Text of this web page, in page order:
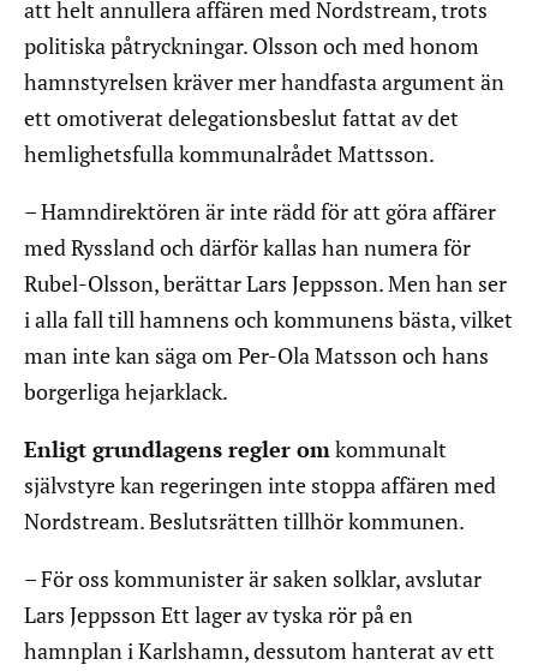
att helt annullera affären med Nordstream, trots
politiska påtryckningar. Olsson och med honom
hamnstyrelsen kräver mer handfasta argument än
ett omotiverat delegationsbeslut fattat av det
hemlighetsfulla kommunalrådet Mattsson.
– Hamndirektören är inte rädd för att göra affärer
med Ryssland och därför kallas han numera för
Rubel-Olsson, berättar Lars Jeppsson. Men han ser
i alla fall till hamnens och kommunens bästa, vilket
man inte kan säga om Per-Ola Matsson och hans
borgerliga hejarklack.
Enligt grundlagens regler omkommunalt
självstyre kan regeringen inte stoppa affären med
Nordstream. Beslutsrätten tillhör kommunen.
– För oss kommunister är saken solklar, avslutar
Lars Jeppsson Ett lager av tyska rör på en
hamnplan i Karlshamn, dessutom hanterat av ett